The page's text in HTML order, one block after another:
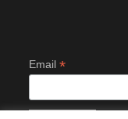
Email *